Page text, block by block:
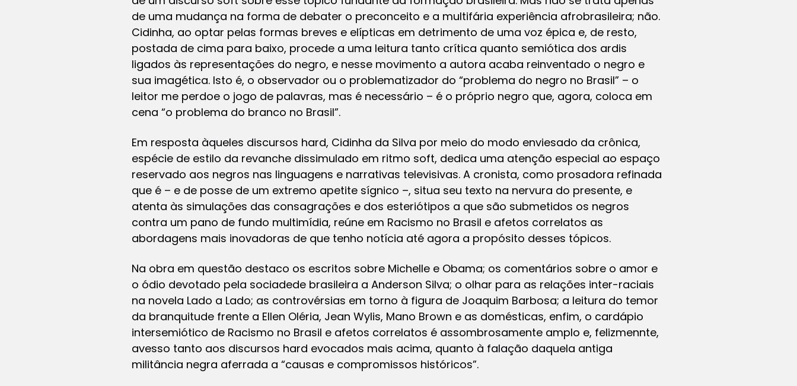
de uma mudança na forma de debater o preconceito e a multifária experiência afrobrasileira; não.
Cidinha, ao optar pelas formas breves e elípticas em detrimento de uma voz épica e, de resto,
postada de cima para baixo, procede a uma leitura tanto crítica quanto semiótica dos ardis
ligados às representações do negro, e nesse movimento a autora acaba reinventado o negro e
sua imagética. Isto é, o observador ou o problematizador do “problema do negro no Brasil” – o
leitor me perdoe o jogo de palavras, mas é necessário – é o próprio negro que, agora, coloca em
cena “o problema do branco no Brasil”.
Em resposta àqueles discursos hard, Cidinha da Silva por meio do modo enviesado da crônica,
espécie de estilo da revanche dissimulado em ritmo soft, dedica uma atenção especial ao espaço
reservado aos negros nas linguagens e narrativas televisivas. A cronista, como prosadora refinada
que é – e de posse de um extremo apetite sígnico –, situa seu texto na nervura do presente, e
atenta às simulações das consagrações e dos esteriótipos a que são submetidos os negros
contra um pano de fundo multimídia, reúne em Racismo no Brasil e afetos correlatos as
abordagens mais inovadoras de que tenho notícia até agora a propósito desses tópicos.
Na obra em questão destaco os escritos sobre Michelle e Obama; os comentários sobre o amor e
o ódio devotado pela sociadede brasileira a Anderson Silva; o olhar para as relações inter-raciais
na novela Lado a Lado; as controvérsias em torno à figura de Joaquim Barbosa; a leitura do temor
da branquitude frente a Ellen Oléria, Jean Wylis, Mano Brown e as domésticas, enfim, o cardápio
intersemiótico de Racismo no Brasil e afetos correlatos é assombrosamente amplo e, felizmennte,
avesso tanto aos discursos hard evocados mais acima, quanto à falação daquela antiga
militância negra aferrada a “causas e compromissos históricos”.